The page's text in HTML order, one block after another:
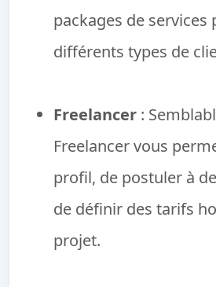
packages de
différents types de
Freelancer :
Freelancer vous
profil, de postuler à
de définir des tarifs
projet.